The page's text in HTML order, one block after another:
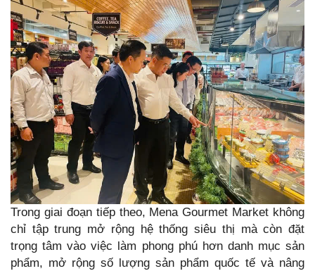
Trong giai đoạn tiếp theo, Mena Gourmet Market không
chỉ tập trung mở rộng hệ thống siêu thị mà còn đặt
trọng tâm vào việc làm phong phú hơn danh mục sản
phẩm, mở rộng số lượng sản phẩm quốc tế và nâng